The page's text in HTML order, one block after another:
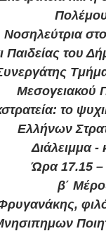
Παιδείας του
Μεσογειακού
το
Ελλήνων
Διάλειμμα -
Ώρα 17.15 –
β΄